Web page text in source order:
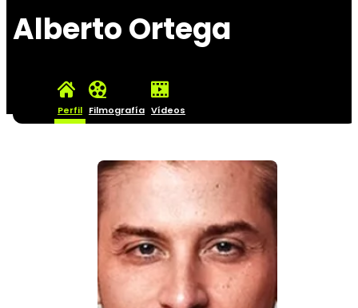
Alberto Ortega
Perfil Filmografía Vídeos